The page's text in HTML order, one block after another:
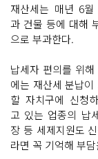
재산세는 매년 6
과 건물 등에 대해
으로 부과한다.
납세자 편의를 위
에는 재산세 분납
할 자치구에 신청
고 있는 업종의 납
장 등 세제지원도
라면 꼭 기억해 부